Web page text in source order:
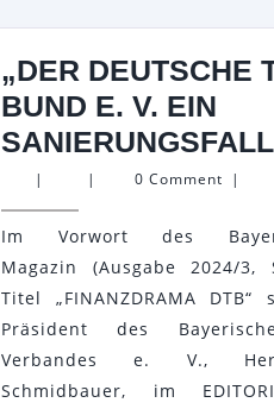
„DER DEUTSCHE
BUND E. V. EIN
| | 0 Comment |
Im Vorwort des
Magazin (Ausgabe 2024/
Titel „FINANZDRAMA
Präsident des
Verbandes e. V.,
Schmidbauer, im